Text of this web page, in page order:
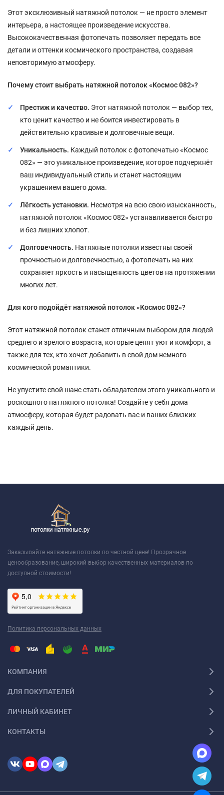
Этот эксклюзивный натяжной потолок — не просто элемент
интерьера, а настоящее произведение искусства.
Высококачественная фотопечать позволяет передать все
детали и оттенки космического пространства, создавая
неповторимую атмосферу.
Почему стоит выбрать натяжной потолок «Космос 082»?
Престиж и качество. Этот натяжной потолок — выбор тех,
кто ценит качество и не боится инвестировать в
действительно красивые и долговечные вещи.
Уникальность. Каждый потолок с фотопечатью «Космос
082» — это уникальное произведение, которое подчеркнёт
ваш индивидуальный стиль и станет настоящим
украшением вашего дома.
Лёгкость установки. Несмотря на всю свою изысканность,
натяжной потолок «Космос 082» устанавливается быстро
и без лишних хлопот.
Долговечность. Натяжные потолки известны своей
прочностью и долговечностью, а фотопечать на них
сохраняет яркость и насыщенность цветов на протяжении
многих лет.
Для кого подойдёт натяжной потолок «Космос 082»?
Этот натяжной потолок станет отличным выбором для людей
среднего и зрелого возраста, которые ценят уют и комфорт, а
также для тех, кто хочет добавить в свой дом немного
космической романтики.
Не упустите свой шанс стать обладателем этого уникального и
роскошного натяжного потолка! Создайте у себя дома
атмосферу, которая будет радовать вас и ваших близких
каждый день.
Заказывайте натяжные потолки по честной цене! Прозрачное
ценообразование, широкий выбор качественных материалов по
доступной стоимости!
Политика персональных данных
КОМПАНИЯ
ДЛЯ ПОКУПАТЕЛЕЙ
ЛИЧНЫЙ КАБИНЕТ
КОНТАКТЫ